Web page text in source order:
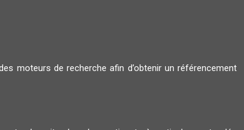
moteurs de recherche afin d’obtenir un référencement